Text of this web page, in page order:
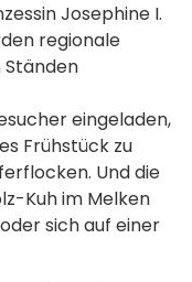
Josephine I.
regionale
Ständen
eingeladen,
Frühstück zu
Und die
Kuh im Melken
sich auf einer